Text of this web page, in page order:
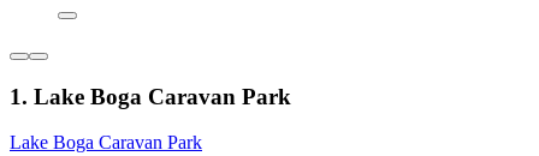
1. Lake Boga Caravan Park
Lake Boga Caravan Park